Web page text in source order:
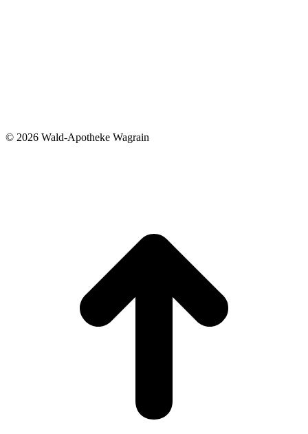
© 2026 Wald-Apotheke Wagrain